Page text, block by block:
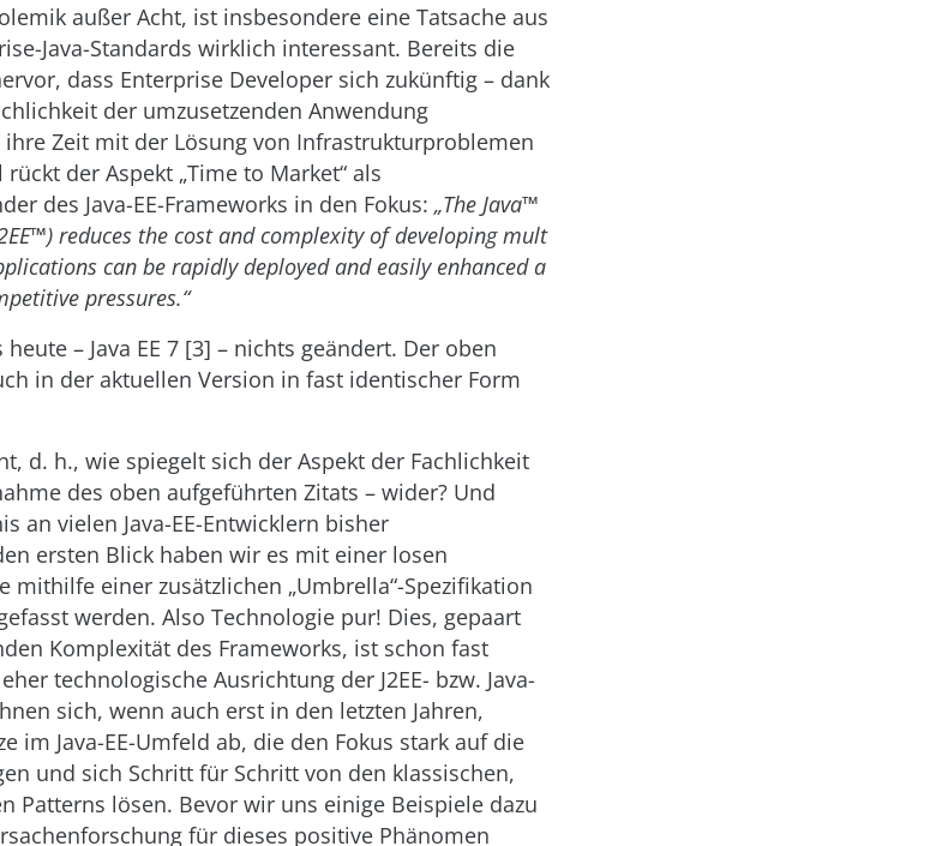
außer Acht, ist insbesondere eine Tatsache aus
Java-Standards wirklich interessant. Bereits die
dass Enterprise Developer sich zukünftig – dank
der umzusetzenden Anwendung
Zeit mit der Lösung von Infrastrukturproblemen
der Aspekt „Time to Market“ als
des Java-EE-Frameworks in den Fokus: „The Java™
reduces the cost and complexity of developing mult
can be rapidly deployed and easily enhanced a
pressures.“
– Java EE 7 [3] – nichts geändert. Der oben
in der aktuellen Version in fast identischer Form
d. h., wie spiegelt sich der Aspekt der Fachlichkeit
des oben aufgeführten Zitats – wider? Und
an vielen Java-EE-Entwicklern bisher
ersten Blick haben wir es mit einer losen
mithilfe einer zusätzlichen „Umbrella“-Spezifikation
werden. Also Technologie pur! Dies, gepaart
Komplexität des Frameworks, ist schon fast
technologische Ausrichtung der J2EE- bzw. Java-
sich, wenn auch erst in den letzten Jahren,
im Java-EE-Umfeld ab, die den Fokus stark auf die
und sich Schritt für Schritt von den klassischen,
Patterns lösen. Bevor wir uns einige Beispiele dazu
für dieses positive Phänomen